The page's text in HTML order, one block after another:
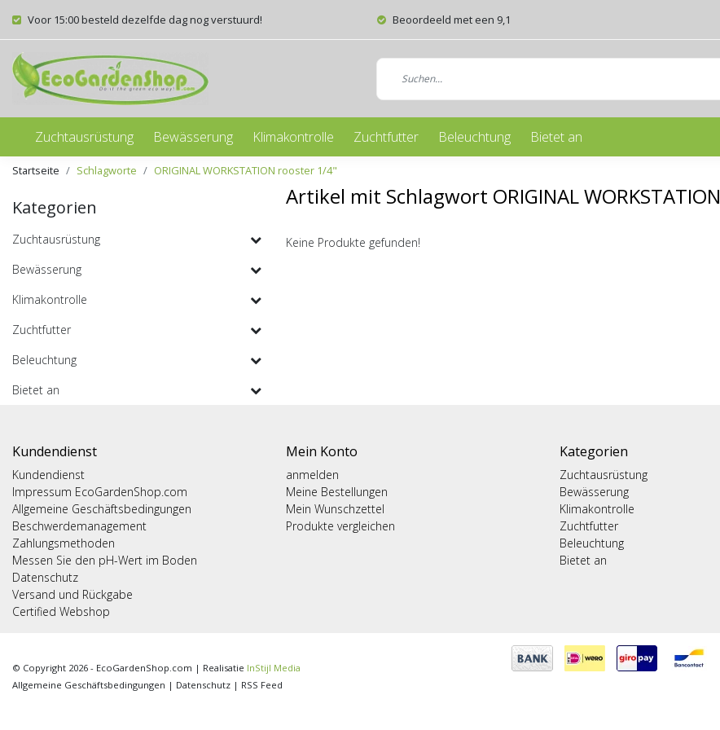
Voor 15:00 besteld dezelfde dag nog verstuurd! Beoordeeld met een 9,1
Zuchtausrüstung Bewässerung Klimakontrolle Zuchtfutter Beleuchtung Bietet an
Startseite Schlagworte ORIGINAL WORKSTATION rooster 1/4"
Kategorien
Zuchtausrüstung
Bewässerung
Klimakontrolle
Zuchtfutter
Beleuchtung
Bietet an
Artikel mit Schlagwort ORIGINAL
Keine Produkte gefunden!
Kundendienst
Kundendienst
Impressum EcoGardenShop.com
Allgemeine Geschäftsbedingungen
Beschwerdemanagement
Zahlungsmethoden
Messen Sie den pH-Wert im Boden
Datenschutz
Versand und Rückgabe
Certified Webshop
Mein Konto
anmelden
Meine Bestellungen
Mein Wunschzettel
Produkte vergleichen
Kategorien
Zuchtausrüstung
Bewässerung
Klimakontrolle
Zuchtfutter
Beleuchtung
Bietet an
© Copyright 2026 - EcoGardenShop.com | Realisatie InStijl Media
Allgemeine Geschäftsbedingungen | Datenschutz | RSS Feed